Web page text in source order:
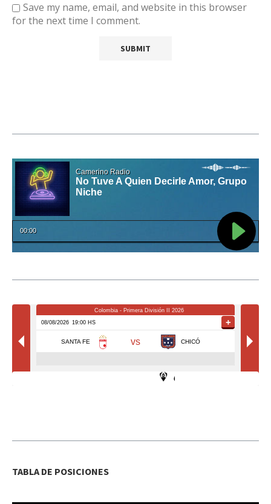
Save my name, email, and website in this browser
for the next time I comment.
TABLA DE POSICIONES